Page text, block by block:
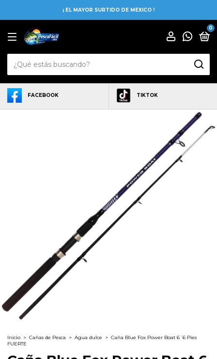
¡ EL MAYOR SURTIDO DE MEXICO !
0
FACEBOOK TIKTOK
Inicio > Cañas de Pesca > Agua dulce > Caña Blue Fox Power Boat 6´6 Pies
FUERTE